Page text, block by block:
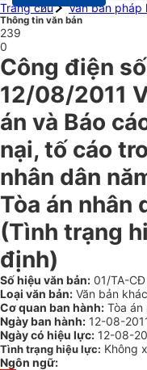
Trang chủ
Văn bản pháp
Thông tin văn bản
239
0
Công điện
12/08/2011
án và Báo
nại, tố cáo
nhân dân
Tòa án nhân
(Tình trạng
định)
Số hiệu văn bản: 01/TA-CĐ
Loại văn bản: Văn bản khác
Cơ quan ban hành: Tòa án
Ngày ban hành: 12-08-
Ngày có hiệu lực: 12-08-
Tình trạng hiệu lực: Không
Ngôn ngữ: